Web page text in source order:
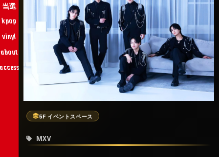
当選
kpop
vinyl
about
5F イベントスペース
MXV